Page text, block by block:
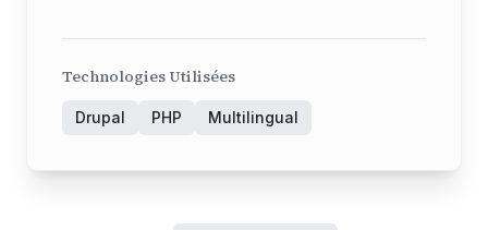
Technologies Utilisées
Drupal PHP Multilingual